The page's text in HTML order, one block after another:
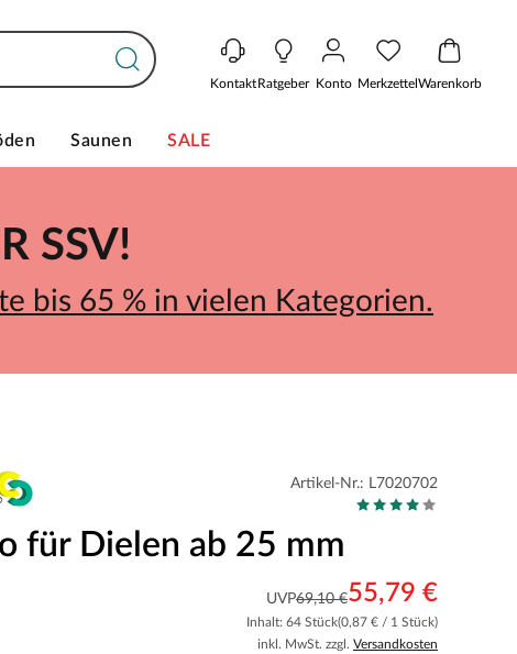
KontaktRatgeber Konto MerkzettelWarenkorb
Saunen SALE
SSV!
bis 65 % in vielen Kategorien.
Artikel-Nr.: L7020702
für Dielen ab 25 mm
UVP69,10 €55,79 €
Inhalt: 64 Stück(0,87 € / 1 Stück)
inkl. MwSt. zzgl. Versandkosten